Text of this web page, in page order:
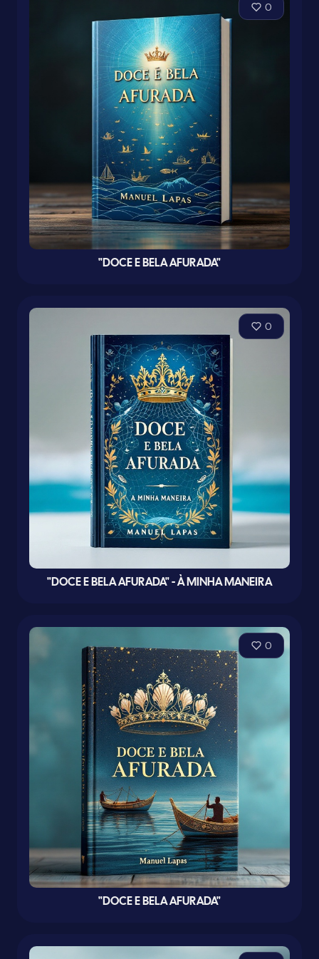
0
"DOCE E BELA AFURADA"
0
"DOCE E BELA AFURADA" - À MINHA MANEIRA
0
"DOCE E BELA AFURADA"